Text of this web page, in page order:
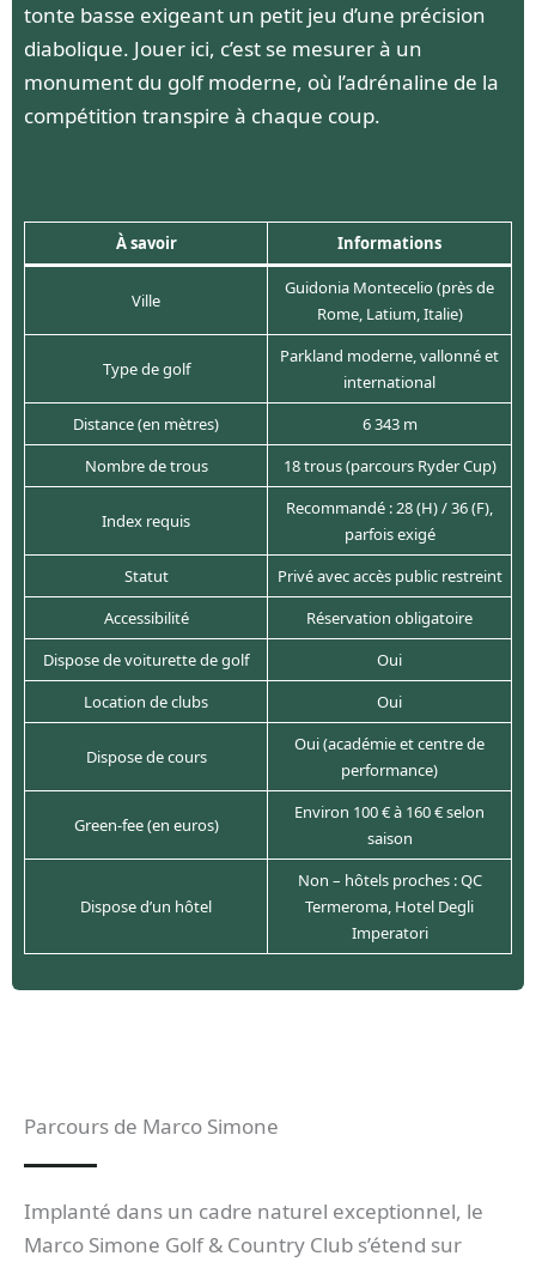
tonte basse exigeant un petit jeu d’une précision
diabolique. Jouer ici, c’est se mesurer à un
monument du golf moderne, où l’adrénaline de la
compétition transpire à chaque coup.
À savoir Informations
Ville
Guidonia Montecelio (près de
Rome, Latium, Italie)
Type de golf
Parkland moderne, vallonné et
international
Distance (en mètres)
6 343 m
Nombre de trous
18 trous (parcours Ryder Cup)
Index requis
Recommandé : 28 (H) / 36 (F),
parfois exigé
Statut
Privé avec accès public restreint
Accessibilité
Réservation obligatoire
Dispose de voiturette de golf
Oui
Location de clubs
Oui
Dispose de cours
Oui (académie et centre de
performance)
Green-fee (en euros)
Environ 100 € à 160 € selon
saison
Dispose d’un hôtel
Non – hôtels proches : QC
Termeroma, Hotel Degli
Imperatori
Parcours de Marco Simone
Implanté dans un cadre naturel exceptionnel, le
Marco Simone Golf & Country Club s’étend sur